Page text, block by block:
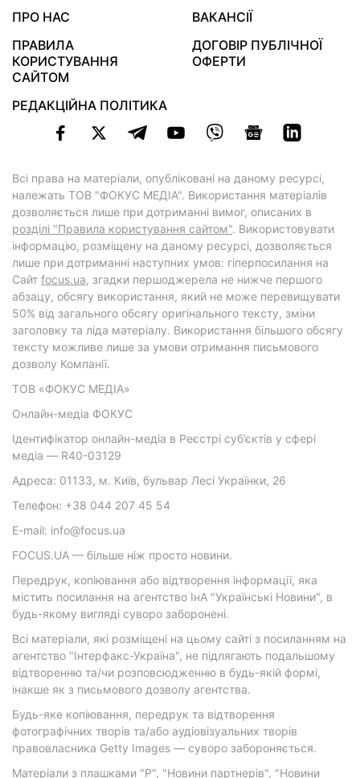
ПРО НАС
ВАКАНСІЇ
ПРАВИЛА
КОРИСТУВАННЯ
САЙТОМ
ДОГОВІР ПУБЛІЧНОЇ
ОФЕРТИ
РЕДАКЦІЙНА ПОЛІТИКА
Всі права на матеріали, опубліковані на даному ресурсі,
належать ТОВ "ФОКУС МЕДІА". Використання матеріалів
дозволяється лише при дотриманні вимог, описаних в
розділі "Правила користування сайтом". Використовувати
інформацію, розміщену на даному ресурсі, дозволяється
лише при дотриманні наступних умов: гіперпосилання на
Cайт focus.ua, згадки першоджерела не нижче першого
абзацу, обсягу використання, який не може перевищувати
50% від загального обсягу оригінального тексту, зміни
заголовку та ліда матеріалу. Використання більшого обсягу
тексту можливе лише за умови отримання письмового
дозволу Компанії.
ТОВ «ФОКУС МЕДІА»
Онлайн-медіа ФОКУС
Ідентифікатор онлайн-медіа в Реєстрі суб’єктів у сфері
медіа — R40-03129
Адреса: 01133, м. Київ, бульвар Лесі Українки, 26
Телефон: +38 044 207 45 54
E-mail: info@focus.ua
FOCUS.UA — більше ніж просто новини.
Передрук, копіювання або відтворення інформації, яка
містить посилання на агентство ІнА "Українські Новини", в
будь-якому вигляді суворо заборонені.
Всі матеріали, які розміщені на цьому сайті з посиланням на
агентство "Інтерфакс-Україна", не підлягають подальшому
відтворенню та/чи розповсюдженню в будь-якій формі,
інакше як з письмового дозволу агентства.
Будь-яке копіювання, передрук та відтворення
фотографічних творів та/або аудіовізуальних творів
правовласника Getty Images — суворо забороняється.
Матеріали з плашками "Р", "Новини партнерів", "Новини